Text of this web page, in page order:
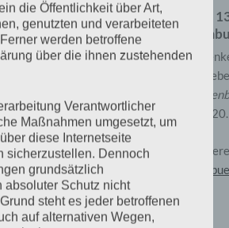
Zum
ein
Vom
die Öffentlichkeit über Art,
genutzten und verarbeiteten
werden betroffene
über die ihnen zustehenden
Verantwortlicher
Maßnahmen umgesetzt, um
diese Internetseite
sicherzustellen. Dennoch
grundsätzlich
Schutz nicht
steht es jeder betroffenen
auf alternativen Wegen,